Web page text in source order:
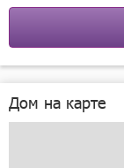
Дом на карте